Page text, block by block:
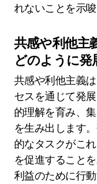
れないことを示唆
共感や利他主
どのように発
共感や利他主義
セスを通じて発
的理解を育み、
を生み出します
的なタスクがこ
を促進すること
利益のために行